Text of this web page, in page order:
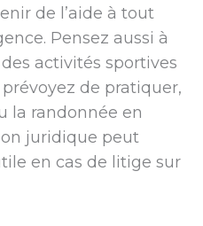
de l’aide à tout
Pensez aussi à
activités sportives
de pratiquer,
la randonnée en
juridique peut
en cas de litige sur